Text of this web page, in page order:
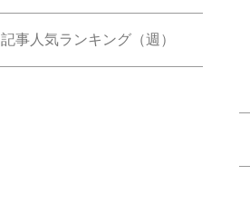
記事人気ランキング（週）